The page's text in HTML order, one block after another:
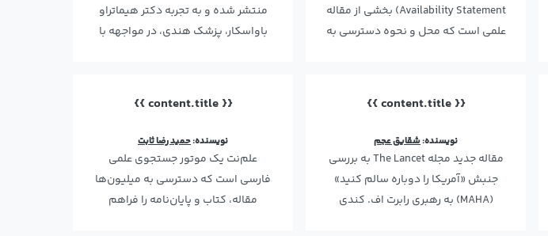
Availability Statement) بخشی از مقاله
علمی است که محل و نحوه دسترسی به
منتشر شده و به تجربه دکتر هیماتراو
باواسکار، پزشک هندی، در مواجهه با
{{ content.title }}
نویسنده:شقایق عجم
مقاله جدید مجله The Lancet به بررسی
جنبش «آمریکا را دوباره سالم کنید»
(MAHA) به رهبری رابرت اف. کندی
{{ content.title }}
نویسنده:حمید رضا ثابت
علم‌نت یک موتور جستجوی علمی
فارسی است که دسترسی به میلیون‌ها
مقاله، کتاب و پایان‌نامه را فراهم